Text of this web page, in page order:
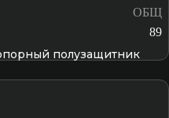
ОБЩ
89
полузащитник